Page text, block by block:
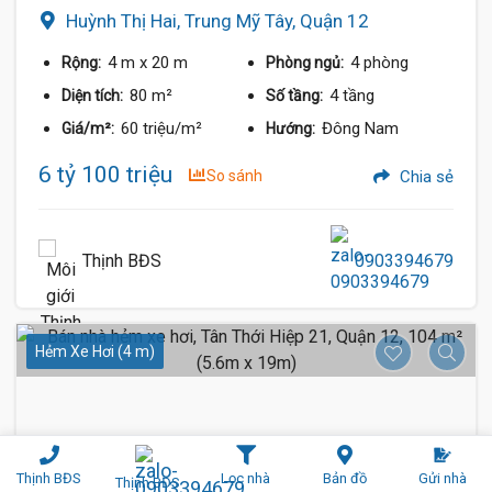
Thịnh BĐS Thịnh BĐS Lọc nhà Bản đồ Gửi nhà
Huỳnh Thị Hai, Trung Mỹ Tây, Quận 12
Rộng: 4 m x 20 m Phòng ngủ: 4 phòng
Diện tích: 80 m² Số tầng: 4 tầng
Giá/m²: 60 triệu/m² Hướng: Đông Nam
6 tỷ 100 triệu So sánh Chia sẻ
Thịnh BĐS 0903394679
Hẻm Xe Hơi (4 m)